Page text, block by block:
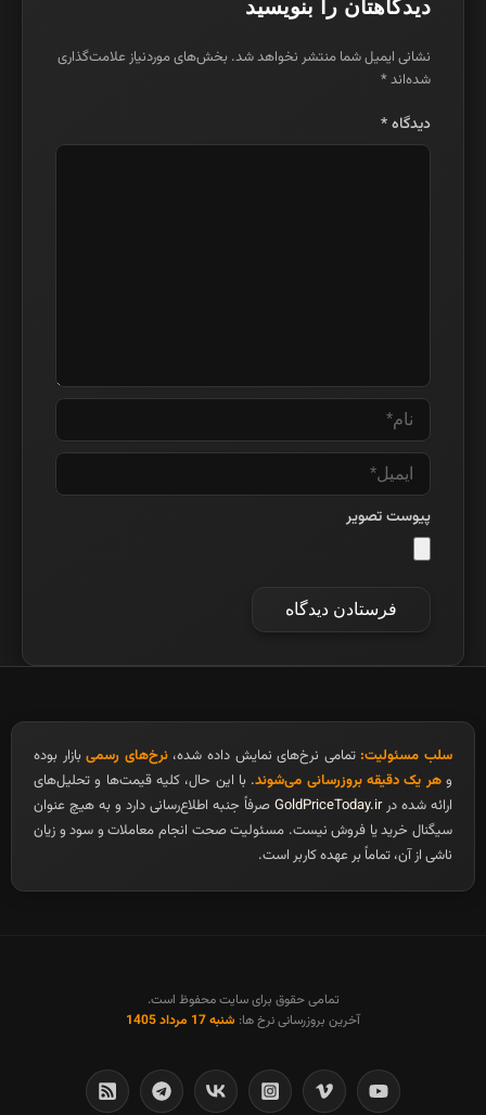
دیدگاهتان را بنویسید
نشانی ایمیل شما منتشر نخواهد شد. بخش‌های موردنیاز علامت‌گذاری
شده‌اند*
دیدگاه*
نام*
ایمیل*
پیوست تصویر
سلب مسئولیت: تمامی نرخ‌های نمایش داده شده،نرخ‌های رسمیبازار بوده
وهر یک دقیقه بروزرسانی می‌شوند. با این حال، کلیه قیمت‌ها و تحلیل‌های
ارائه شده درGoldPriceToday.ir صرفاً جنبه اطلاع‌رسانی دارد و به هیچ عنوان
سیگنال خرید یا فروش نیست. مسئولیت صحت انجام معاملات و سود و زیان
ناشی از آن، تماماً بر عهده کاربر است.
تمامی حقوق برای سایت محفوظ است.
آخرین بروزرسانی نرخ ها: شنبه 17 مرداد 1405